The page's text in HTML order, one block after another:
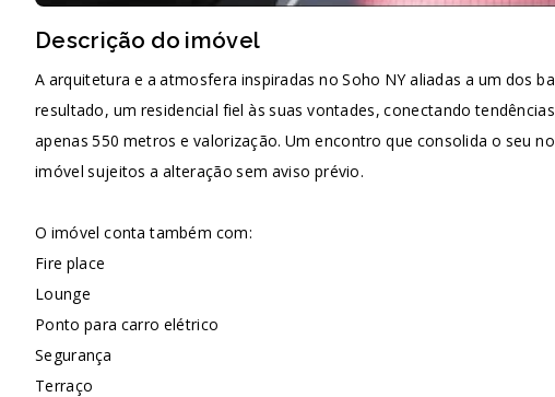
Descrição do imóvel
A arquitetura e a atmosfera inspiradas no Soho NY aliadas a um dos
resultado, um residencial fiel às suas vontades, conectando
apenas 550 metros e valorização. Um encontro que consolida o seu
imóvel sujeitos a alteração sem aviso prévio.
O imóvel conta também com:
Fire place
Lounge
Ponto para carro elétrico
Segurança
Terraço